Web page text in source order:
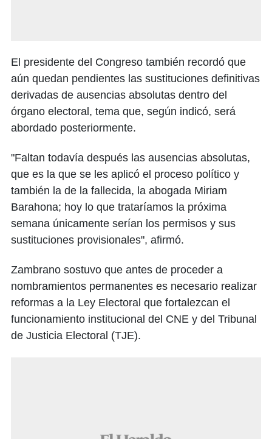
El presidente del Congreso también recordó que
aún quedan pendientes las sustituciones definitivas
derivadas de ausencias absolutas dentro del
órgano electoral, tema que, según indicó, será
abordado posteriormente.
"Faltan todavía después las ausencias absolutas,
que es la que se les aplicó el proceso político y
también la de la fallecida, la abogada Miriam
Barahona; hoy lo que trataríamos la próxima
semana únicamente serían los permisos y sus
sustituciones provisionales", afirmó.
Zambrano sostuvo que antes de proceder a
nombramientos permanentes es necesario realizar
reformas a la Ley Electoral que fortalezcan el
funcionamiento institucional del CNE y del Tribunal
de Justicia Electoral (TJE).